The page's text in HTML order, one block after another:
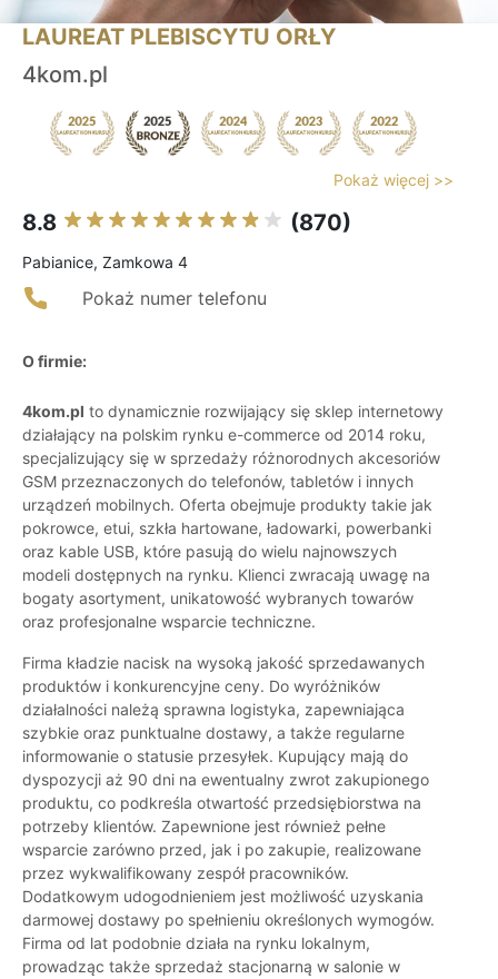
LAUREAT PLEBISCYTU ORŁY
4kom.pl
Pokaż więcej >>
8.8 (870)
Pabianice, Zamkowa 4
Pokaż numer telefonu
O firmie:
4kom.pl to dynamicznie rozwijający się sklep internetowy
działający na polskim rynku e-commerce od 2014 roku,
specjalizujący się w sprzedaży różnorodnych akcesoriów
GSM przeznaczonych do telefonów, tabletów i innych
urządzeń mobilnych. Oferta obejmuje produkty takie jak
pokrowce, etui, szkła hartowane, ładowarki, powerbanki
oraz kable USB, które pasują do wielu najnowszych
modeli dostępnych na rynku. Klienci zwracają uwagę na
bogaty asortyment, unikatowość wybranych towarów
oraz profesjonalne wsparcie techniczne.
Firma kładzie nacisk na wysoką jakość sprzedawanych
produktów i konkurencyjne ceny. Do wyróżników
działalności należą sprawna logistyka, zapewniająca
szybkie oraz punktualne dostawy, a także regularne
informowanie o statusie przesyłek. Kupujący mają do
dyspozycji aż 90 dni na ewentualny zwrot zakupionego
produktu, co podkreśla otwartość przedsiębiorstwa na
potrzeby klientów. Zapewnione jest również pełne
wsparcie zarówno przed, jak i po zakupie, realizowane
przez wykwalifikowany zespół pracowników.
Dodatkowym udogodnieniem jest możliwość uzyskania
darmowej dostawy po spełnieniu określonych wymogów.
Firma od lat podobnie działa na rynku lokalnym,
prowadząc także sprzedaż stacjonarną w salonie w